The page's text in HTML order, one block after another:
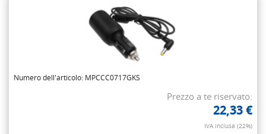
Numero dell'articolo: MPCCC0717GKS
Prezzo a te riservato:
22,33 €
IVA inclusa (22%)